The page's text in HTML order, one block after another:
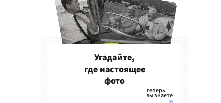
Угадайте,
где настоящее
фото